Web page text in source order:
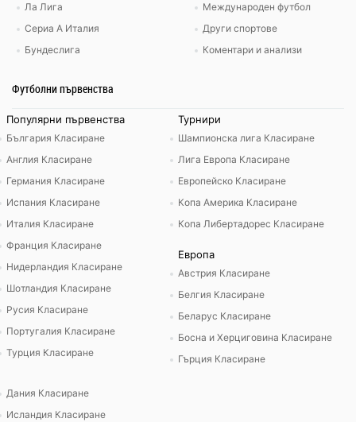
Ла Лига
Сериа А Италия
Бундеслига
Международен футбол
Други спортове
Коментари и анализи
Футболни първенства
Популярни първенства
България Класиране
Англия Класиране
Германия Класиране
Испания Класиране
Италия Класиране
Франция Класиране
Нидерландия Класиране
Шотландия Класиране
Русия Класиране
Португалия Класиране
Турция Класиране
Турнири
Шампионска лига Класиране
Лига Европа Класиране
Европейско Класиране
Копа Америка Класиране
Копа Либертадорес Класиране
Европа
Австрия Класиране
Белгия Класиране
Беларус Класиране
Босна и Херциговина Класиране
Гърция Класиране
Дания Класиране
Исландия Класиране